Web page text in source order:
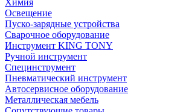
Химия
Освещение
Пуско-зарядные устройства
Сварочное оборудование
Инструмент KING TONY
Ручной инструмент
Специнструмент
Пневматический инструмент
Автосервисное оборудование
Металлическая мебель